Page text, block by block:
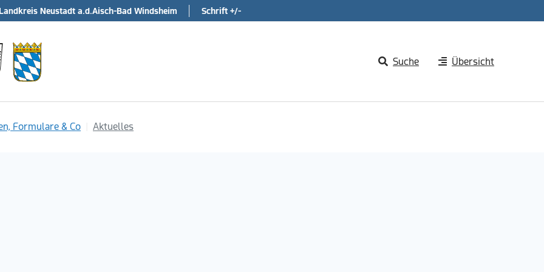
Neustadt a.d.Aisch-Bad Windsheim Schrift +/-
Suche Übersicht
Formulare & Co Aktuelles